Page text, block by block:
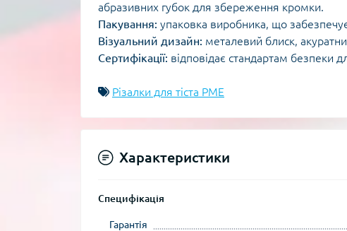
абразивних губок для збереження кромки.
Пакування: упаковка виробника, що
Візуальний дизайн: металевий блиск,
Сертифікації: відповідає стандартам безпеки
Різалки для тіста PME
Характеристики
Специфікація
Гарантія